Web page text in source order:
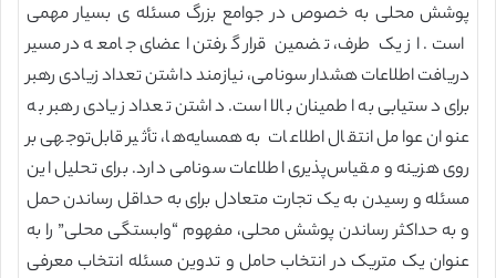
پوشش محلی به خصوص در جوامع بزرگ مسئله ی بسیار مهمی
است. از یک طرف، تضمین قرار گرفتن اعضای جامعه در مسیر
دریافت اطلاعات هشدار سونامی، نیازمند داشتن تعداد زیادی رهبر
برای دستیابی به اطمینان بالا است. داشتن تعداد زیادی رهبر به
عنوان عوامل انتقال اطلاعات به همسایه‌ها، تأثیر قابل‌توجهی بر
روی هزینه و مقیاس‌پذیری اطلاعات سونامی دارد. برای تحلیل این
مسئله و رسیدن به یک تجارت متعادل برای به حداقل رساندن حمل
و به حداکثر رساندن پوشش محلی، مفهوم “وابستگی محلی” را به
عنوان یک متریک در انتخاب حامل و تدوین مسئله انتخاب معرفی